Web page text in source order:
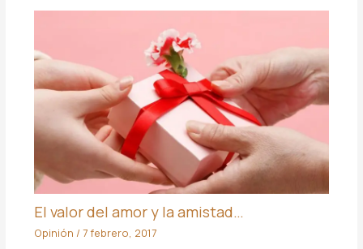
El valor del amor y la amistad…
Opinión / 7 febrero, 2017